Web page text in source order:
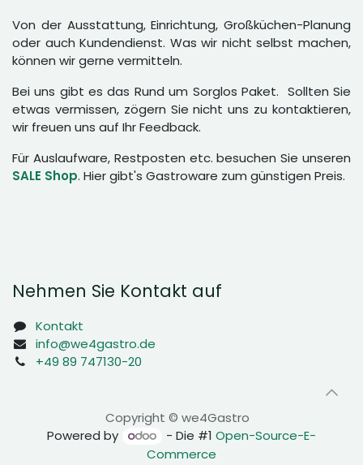
Von der Ausstattung, Einrichtung, Großküchen-Planung
oder auch Kundendienst. Was wir nicht selbst machen,
können wir gerne vermitteln.
Bei uns gibt es das Rund um Sorglos Paket. Sollten Sie
etwas vermissen, zögern Sie nicht uns zu kontaktieren,
wir freuen uns auf Ihr Feedback.
Für Auslaufware, Restposten etc. besuchen Sie unseren
SALE Shop. Hier gibt's Gastroware zum günstigen Preis.
Nehmen Sie Kontakt auf
Kontakt
info@we4gastro.de
+49 89 747130-20
Copyright © we4Gastro
Powered by
- Die #1Open-Source-E-
Commerce